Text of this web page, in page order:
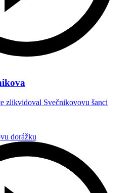
zlikvidoval Svečnikovovu šanci